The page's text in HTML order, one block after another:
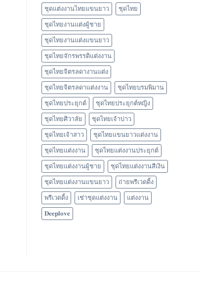
ชุดแต่งงานไทยแขนยาว ชุดไทย
ชุดไทยงานแต่งผู้ชาย
ชุดไทยงานแต่งแขนยาว
ชุดไทยจักรพรรดิแต่งงาน
ชุดไทยจิตรลดางานแต่ง
ชุดไทยจิตรลดาแต่งงาน ชุดไทยบรมพิมาน
ชุดไทยประยุกต์ ชุดไทยประยุกต์หญิง
ชุดไทยศิวาลัย ชุดไทยเจ้าบ่าว
ชุดไทยเจ้าสาว ชุดไทยแขนยาวแต่งงาน
ชุดไทยแต่งงาน ชุดไทยแต่งงานประยุกต์
ชุดไทยแต่งงานผู้ชาย ชุดไทยแต่งงานสีเงิน
ชุดไทยแต่งงานแขนยาว ถ่ายพรีเวดดิ้ง
พรีเวดดิ้ง เช่าชุดแต่งงาน แต่งงาน
𝐃𝐞𝐞𝐩𝐥𝐨𝐯𝐞